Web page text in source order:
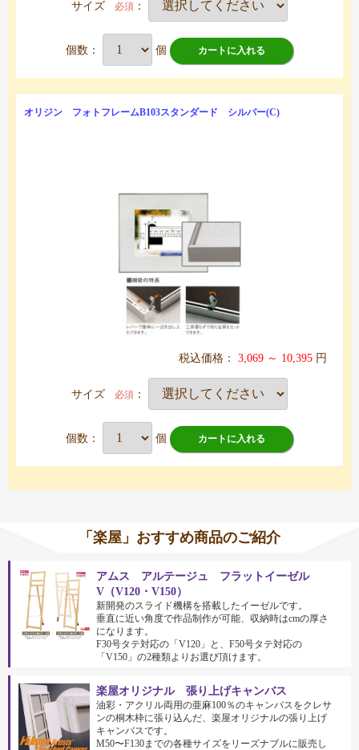
サイズ 必須 ：
個数： 個 カートに入れる
オリジン フォトフレームB103スタンダード シルバー(C)
税込価格： 3,069 ～ 10,395 円
サイズ 必須 ：
個数： 個 カートに入れる
「楽屋」おすすめ商品のご紹介
アムス アルテージュ フラットイーゼル
V（V120・V150）
新開発のスライド機構を搭載したイーゼルです。
垂直に近い角度で作品制作が可能、収納時はcmの厚さ
になります。
F30号タテ対応の「V120」と、F50号タテ対応の
「V150」の2種類よりお選び頂けます。
楽屋オリジナル 張り上げキャンバス
油彩・アクリル両用の亜麻100％のキャンバスをクレサ
ンの桐木枠に張り込んだ、楽屋オリジナルの張り上げ
キャンバスです。
M50〜F130までの各種サイズをリーズナブルに販売し